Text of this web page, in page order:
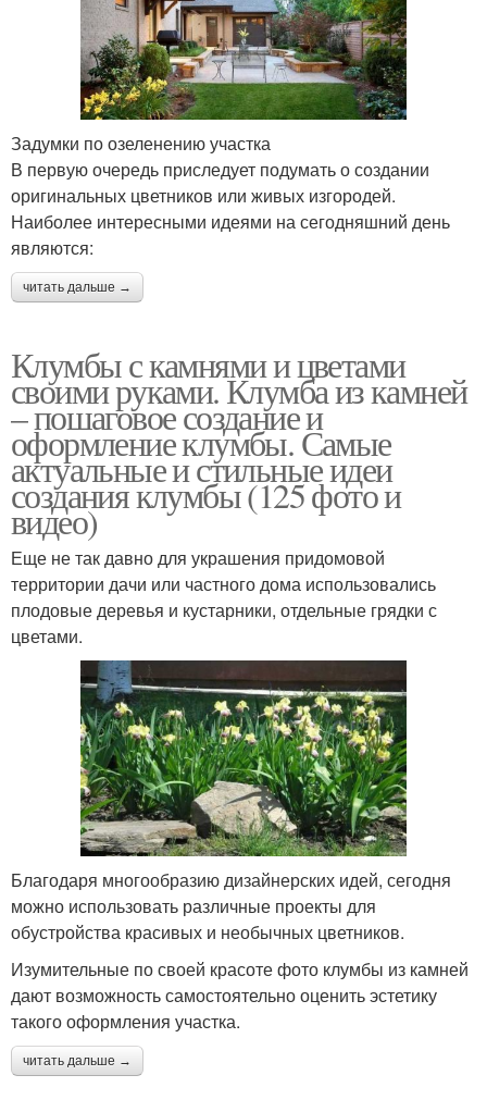
Задумки по озеленению участка
В первую очередь приследует подумать о создании
оригинальных цветников или живых изгородей.
Наиболее интересными идеями на сегодняшний день
являются:
читать дальше →
Клумбы с камнями и цветами
своими руками. Клумба из камней
– пошаговое создание и
оформление клумбы. Самые
актуальные и стильные идеи
создания клумбы (125 фото и
видео)
Еще не так давно для украшения придомовой
территории дачи или частного дома использовались
плодовые деревья и кустарники, отдельные грядки с
цветами.
Благодаря многообразию дизайнерских идей, сегодня
можно использовать различные проекты для
обустройства красивых и необычных цветников.
Изумительные по своей красоте фото клумбы из камней
дают возможность самостоятельно оценить эстетику
такого оформления участка.
читать дальше →